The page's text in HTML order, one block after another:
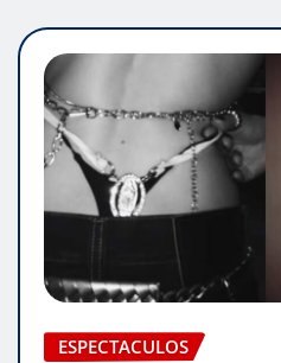
ESPECTACULOS